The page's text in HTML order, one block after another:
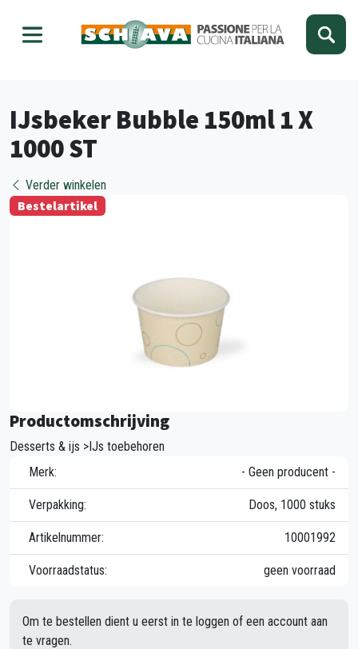
IJsbeker Bubble 150ml 1 X
1000 ST
Verder winkelen
Bestelartikel
Productomschrijving
Desserts & ijs >IJs toebehoren
Merk:
- Geen producent -
Verpakking: Doos, 1000 stuks
Artikelnummer: 10001992
Voorraadstatus: geen voorraad
Om te bestellen dient u eerst in te loggen of een account aan
te vragen.